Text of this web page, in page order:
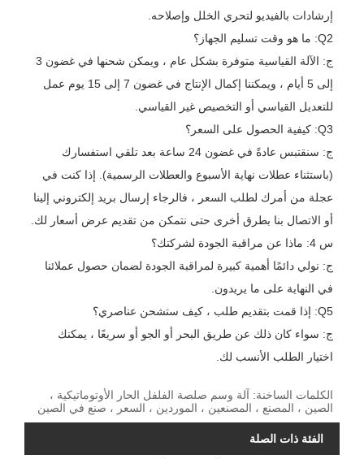
إرشادات بالفيديو لتحري الخلل وإصلاحه.
Q2: ما هو وقت تسليم الجهاز؟
ج: الآلة القياسية متوفرة بشكل عام ، ويمكن شحنها في غضون 3
إلى 5 أيام ، ويمكننا إكمال الإنتاج في غضون 7 إلى 15 يوم عمل
للتعديل القياسي أو التخصيص غير القياسي.
Q3: كيفية الحصول على السعر؟
ج: سنقتبس عادةً في غضون 24 ساعة بعد تلقي استفسارك
(باستثناء عطلات نهاية الأسبوع والعطلات الرسمية). إذا كنت في
عجلة من أمرك لطلب السعر ، فالرجاء إرسال بريد إلكتروني إلينا
أو الاتصال بنا بطرق أخرى حتى نتمكن من تقديم عرض أسعار لك.
س 4: ماذا عن مراقبة الجودة لشركتك؟
ج: نولي دائمًا أهمية كبيرة لمراقبة الجودة لضمان حصول عملائنا
في النهاية على ما يريدون.
Q5: إذا قمت بتقديم طلب ، كيف ستشحن عناصري؟
ج: سواء كان ذلك عن طريق البحر أو الجو أو سريعًا ، يمكنك
اختيار الطلب الأنسب لك.
الكلمات الساخنة: آلة وسم صلصة الفلفل الحار الأوتوماتيكية ،
الصين ، المصنع ، المصنعين ، الموردين ، السعر ، صنع في الصين
الفئة ذات الصلة